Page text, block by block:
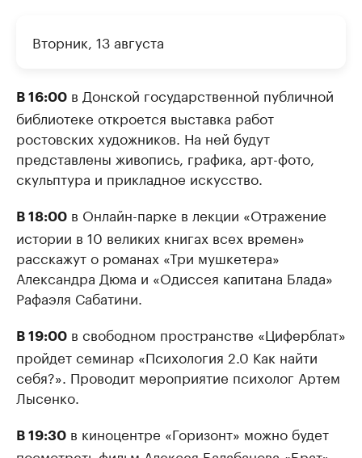
Вторник, 13 августа
В 16:00 в Донской государственной публичной
библиотеке откроется выставка работ
ростовских художников. На ней будут
представлены живопись, графика, арт-фото,
скульптура и прикладное искусство.
В 18:00 в Онлайн-парке в лекции «Отражение
истории в 10 великих книгах всех времен»
расскажут о романах «Три мушкетера»
Александра Дюма и «Одиссея капитана Блада»
Рафаэля Сабатини.
В 19:00 в свободном пространстве «Циферблат»
пройдет семинар «Психология 2.0 Как найти
себя?». Проводит мероприятие психолог Артем
Лысенко.
В 19:30 в киноцентре «Горизонт» можно будет